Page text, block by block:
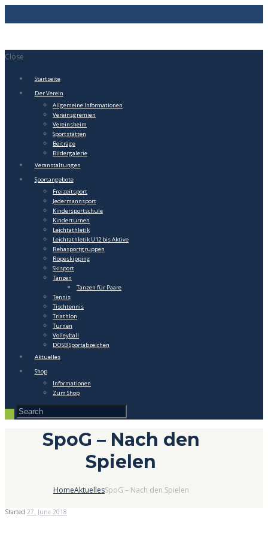
Close
Startseite
Der Verein
Allgemeine Informationen
Vereinsgremien
Vereinsheim
Sportstätten
Beiträge
Bildergalerie
Veranstaltungen
Sportangebote
Freizeitsport
Jedermannsport
Kindersportschule
Kinderturnen
Leichtathletik
Leichtathletik U12 bis Aktive
Rehasportgruppen
Ropeskipping
Skisport
Tanzen
Tanzen für Paare
Tennis
Tischtennis
Triathlon
Turnen
Volleyball
DOSB Sportabzeichen
Aktuelles
Shop
Informationen
Zum Shop
SpoG – Nach den
Spielen
HomeAktuellesSpoG – Nach den Spielen
Started 27. June 2018